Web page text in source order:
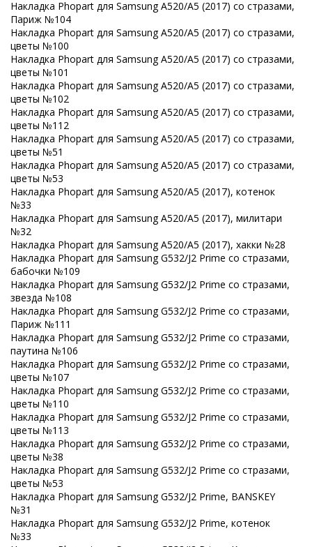
Накладка Phopart для Samsung A520/A5 (2017) со стразами,
Париж №104
Накладка Phopart для Samsung A520/A5 (2017) со стразами,
цветы №100
Накладка Phopart для Samsung A520/A5 (2017) со стразами,
цветы №101
Накладка Phopart для Samsung A520/A5 (2017) со стразами,
цветы №102
Накладка Phopart для Samsung A520/A5 (2017) со стразами,
цветы №112
Накладка Phopart для Samsung A520/A5 (2017) со стразами,
цветы №51
Накладка Phopart для Samsung A520/A5 (2017) со стразами,
цветы №53
Накладка Phopart для Samsung A520/A5 (2017), котенок
№33
Накладка Phopart для Samsung A520/A5 (2017), милитари
№32
Накладка Phopart для Samsung A520/A5 (2017), хакки №28
Накладка Phopart для Samsung G532/J2 Prime со стразами,
бабочки №109
Накладка Phopart для Samsung G532/J2 Prime со стразами,
звезда №108
Накладка Phopart для Samsung G532/J2 Prime со стразами,
Париж №111
Накладка Phopart для Samsung G532/J2 Prime со стразами,
паутина №106
Накладка Phopart для Samsung G532/J2 Prime со стразами,
цветы №107
Накладка Phopart для Samsung G532/J2 Prime со стразами,
цветы №110
Накладка Phopart для Samsung G532/J2 Prime со стразами,
цветы №113
Накладка Phopart для Samsung G532/J2 Prime со стразами,
цветы №38
Накладка Phopart для Samsung G532/J2 Prime со стразами,
цветы №53
Накладка Phopart для Samsung G532/J2 Prime, BANSKEY
№31
Накладка Phopart для Samsung G532/J2 Prime, котенок
№33